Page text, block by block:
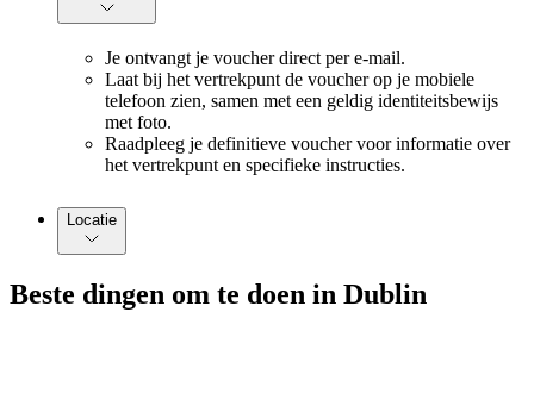
Je ontvangt je voucher direct per e-mail.
Laat bij het vertrekpunt de voucher op je mobiele
telefoon zien, samen met een geldig identiteitsbewijs
met foto.
Raadpleeg je definitieve voucher voor informatie over
het vertrekpunt en specifieke instructies.
Locatie
Beste dingen om te doen in Dublin